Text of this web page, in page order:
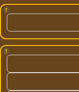
!
!